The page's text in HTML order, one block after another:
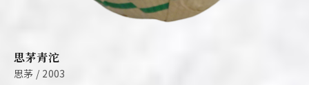
思茅青沱
思茅 / 2003